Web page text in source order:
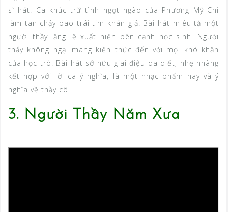
sĩ hát. Ca khúc trữ tình ngọt ngào của Phương Mỹ Chi
làm tan chảy bao trái tim khán giả. Bài hát miêu tả một
người thầy lặng lẽ xuất hiện bên cạnh học sinh. Người
thấy không ngại mang kiến ​​thức đến với mọi khó khăn
của học trò. Bài hát sở hữu giai điệu da diết, nhẹ nhàng
kết hợp với lời ca ý nghĩa, là một nhạc phẩm hay và ý
nghĩa về thầy cô.
3. Người Thầy Năm Xưa